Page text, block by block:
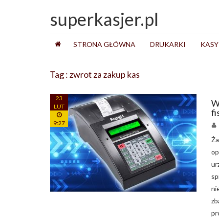
superkasjer.pl
STRONA GŁÓWNA DRUKARKI KASY
Tag : zwrot za zakup kas
23
LUT
9:27